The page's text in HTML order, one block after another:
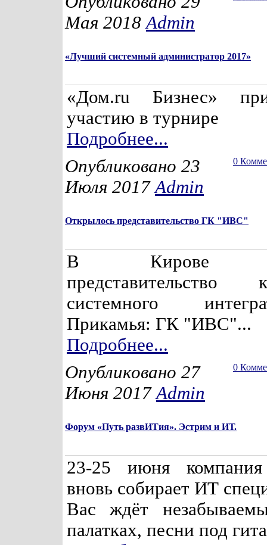
Мая 2018Admin
«Лучший системный администратор 2017»
«Дом.ru Бизнес»
участию в турнире
Подробнее...
0
Опубликовано 23
Июля 2017Admin
Открылось представительство ГК "ИВС"
В Кирове
представительство
системного
Прикамья: ГК "ИВС"...
Подробнее...
0
Опубликовано 27
Июня 2017Admin
Форум «Путь развИТия». Эстрим и ИТ.
23-25 июня компания
вновь собирает ИТ
Вас ждёт
палатках, песни под